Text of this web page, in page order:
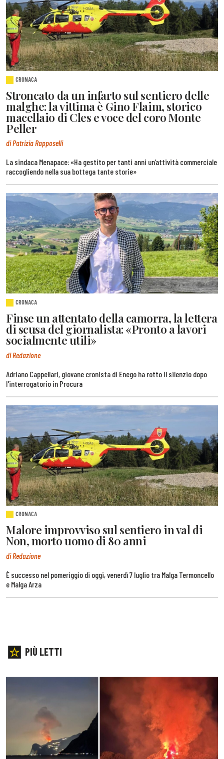
CRONACA
Stroncato da un infarto sul sentiero delle
malghe: la vittima è Gino Flaim, storico
macellaio di Cles e voce del coro Monte
Peller
di Patrizia Rapposelli
La sindaca Menapace: «Ha gestito per tanti anni un’attività commerciale
raccogliendo nella sua bottega tante storie»
CRONACA
Finse un attentato della camorra, la lettera
di scusa del giornalista: «Pronto a lavori
socialmente utili»
di Redazione
Adriano Cappellari, giovane cronista di Enego ha rotto il silenzio dopo
l'interrogatorio in Procura
CRONACA
Malore improvviso sul sentiero in val di
Non, morto uomo di 80 anni
di Redazione
È successo nel pomeriggio di oggi, venerdì 7 luglio tra Malga Termoncello
e Malga Arza
PIÙ LETTI